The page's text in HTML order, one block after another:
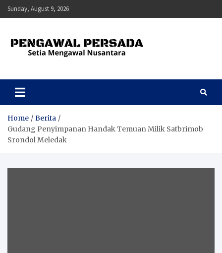
Skip
to
Sunday, August 9, 2026
Pengawal Persada
Home
Berita
Gudang Penyimpanan Handak Temuan Milik Satbrimob
Srondol Meledak